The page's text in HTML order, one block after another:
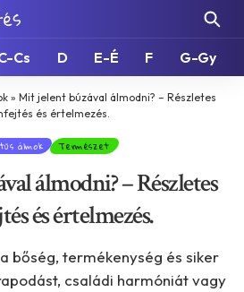
Cs D E-É F G-Gy
» Mit jelent búzával álmodni? – Részletes
és értelmezés.
álmok Természet
álmodni? – Részletes
és értelmezés.
bőség, termékenység és siker
családi harmóniát vagy